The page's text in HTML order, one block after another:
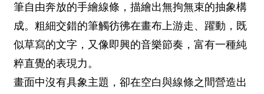
筆自由奔放的手繪線條，描繪出無拘無束的抽象構
成。粗細交錯的筆觸彷彿在畫布上游走、躍動，既
似草寫的文字，又像即興的音樂節奏，富有一種純
粹直覺的表現力。
畫面中沒有具象主題，卻在空白與線條之間營造出